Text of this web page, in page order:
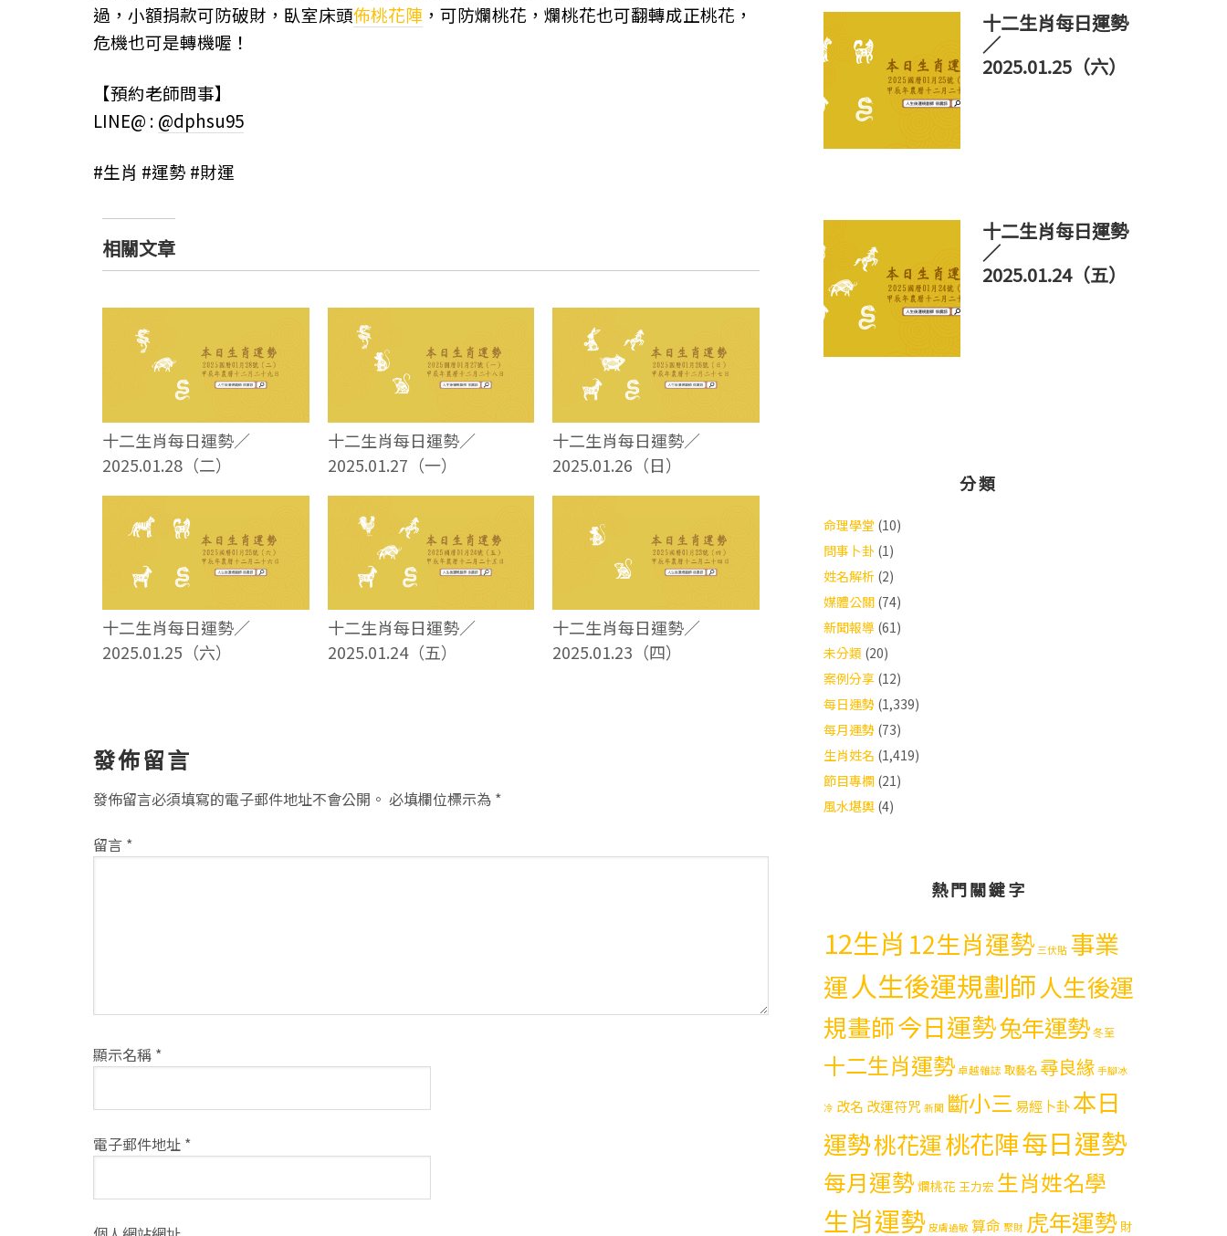
過，小額捐款可防破財，臥室床頭佈桃花陣 ，可防爛桃花，爛桃花也可翻轉成正桃花，
危機也可是轉機喔！
【預約老師問事】
LINE@ : @dphsu95
#生肖 #運勢 #財運
相關文章
十二生肖每日運勢／
2025.01.28（二）
十二生肖每日運勢／
2025.01.27（一）
十二生肖每日運勢／
2025.01.26（日）
十二生肖每日運勢／
2025.01.25（六）
十二生肖每日運勢／
2025.01.24（五）
十二生肖每日運勢／
2025.01.23（四）
讀
者
互
動
發佈留言
發佈留言必須填寫的電子郵件地址不會公開。 必填欄位標示為 *
留言 *
顯示名稱 *
電子郵件地址 *
十二生肖每日運勢
／
2025.01.25（六）
十二生肖每日運勢
／
2025.01.24（五）
分類
命理學堂 (10)
問事卜卦 (1)
姓名解析 (2)
媒體公關 (74)
新聞報導 (61)
未分類 (20)
案例分享 (12)
每日運勢 (1,339)
每月運勢 (73)
生肖姓名 (1,419)
節目專欄 (21)
風水堪輿 (4)
熱門關鍵字
12生肖 12生肖運勢 三伏貼 事業
運人生後運規劃師人生後運
規畫師今日運勢兔年運勢冬至
十二生肖運勢卓越雜誌 取藝名 尋良緣 手腳冰
冷 改名 改運符咒 新聞 斷小三易經卜卦本日
運勢桃花運桃花陣每日運勢
每月運勢 爛桃花 王力宏 生肖姓名學
生肖運勢 皮膚過敏 算命 聚財 虎年運勢 財